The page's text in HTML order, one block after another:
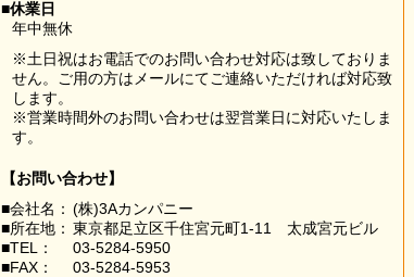
■休業日
年中無休
※土日祝はお電話でのお問い合わせ対応は致しておりま
せん。ご用の方はメールにてご連絡いただければ対応致
します。
※営業時間外のお問い合わせは翌営業日に対応いたしま
す。
【お問い合わせ】
■会社名： (株)3Aカンパニー
■所在地： 東京都足立区千住宮元町1-11 太成宮元ビル
■TEL：
03-5284-5950
■FAX：
03-5284-5953